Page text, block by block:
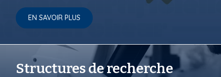
EN SAVOIR PLUS
Structures de recherche